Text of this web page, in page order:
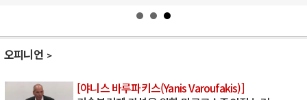
오피니언
[야니스 바루파키스(Yanis Varoufakis)]